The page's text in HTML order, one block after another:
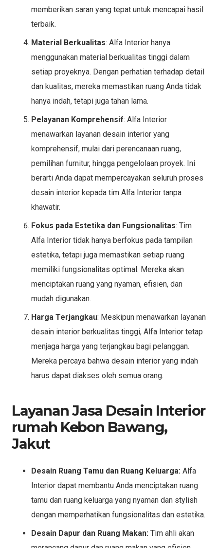
memberikan saran yang tepat untuk mencapai hasil
terbaik.
Material Berkualitas: Alfa Interior hanya
menggunakan material berkualitas tinggi dalam
setiap proyeknya. Dengan perhatian terhadap detail
dan kualitas, mereka memastikan ruang Anda tidak
hanya indah, tetapi juga tahan lama.
Pelayanan Komprehensif: Alfa Interior
menawarkan layanan desain interior yang
komprehensif, mulai dari perencanaan ruang,
pemilihan furnitur, hingga pengelolaan proyek. Ini
berarti Anda dapat mempercayakan seluruh proses
desain interior kepada tim Alfa Interior tanpa
khawatir.
Fokus pada Estetika dan Fungsionalitas: Tim
Alfa Interior tidak hanya berfokus pada tampilan
estetika, tetapi juga memastikan setiap ruang
memiliki fungsionalitas optimal. Mereka akan
menciptakan ruang yang nyaman, efisien, dan
mudah digunakan.
Harga Terjangkau: Meskipun menawarkan layanan
desain interior berkualitas tinggi, Alfa Interior tetap
menjaga harga yang terjangkau bagi pelanggan.
Mereka percaya bahwa desain interior yang indah
harus dapat diakses oleh semua orang.
Layanan Jasa Desain Interior
rumah Kebon Bawang,
Jakut
Desain Ruang Tamu dan Ruang Keluarga: Alfa
Interior dapat membantu Anda menciptakan ruang
tamu dan ruang keluarga yang nyaman dan stylish
dengan memperhatikan fungsionalitas dan estetika.
Desain Dapur dan Ruang Makan: Tim ahli akan